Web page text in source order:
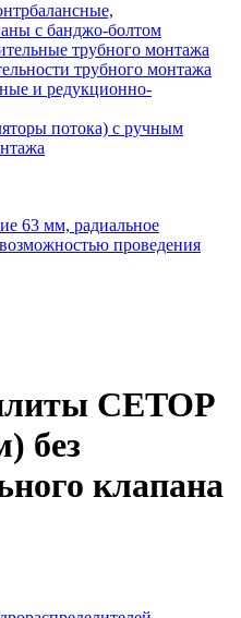
с банджо-болтом
трубного монтажа
трубного монтажа
и редукционно-
потока) с ручным
63 мм, радиальное
проведения
CETOP
без
клапана